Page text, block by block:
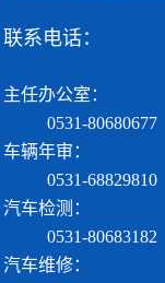
联系电话：
主任办公室：
0531-80680677
车辆年审：
0531-68829810
汽车检测：
0531-80683182
汽车维修：